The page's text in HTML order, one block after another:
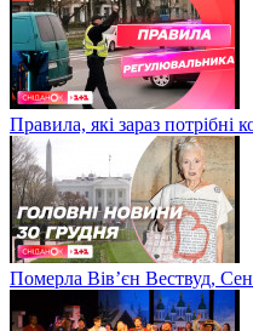
Правила, які зараз
Померла Вівʼєн Вествуд,